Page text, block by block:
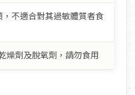
不適合對其過敏體質者食
燥劑及脫氧劑，請勿食用